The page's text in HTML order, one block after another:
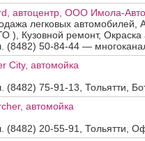
)
обращайтесь в отдел
автоцентр, ООО Имола-Авто
легковых автомобилей,
), Кузовной ремонт,
(8482) 50-84-44 —
City, автомойка
(8482) 75-91-13, Тольятти,
автомойка
(8482) 20-55-91, Тольятти,